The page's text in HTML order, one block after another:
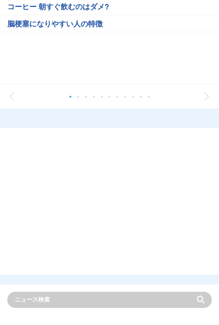
コーヒー 朝すぐ飲むのはダメ?
脳梗塞になりやすい人の特徴